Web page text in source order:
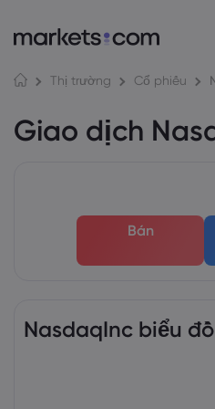
Thị trường Cổ phiếu
Giao dịch
Bán
NasdaqInc biểu